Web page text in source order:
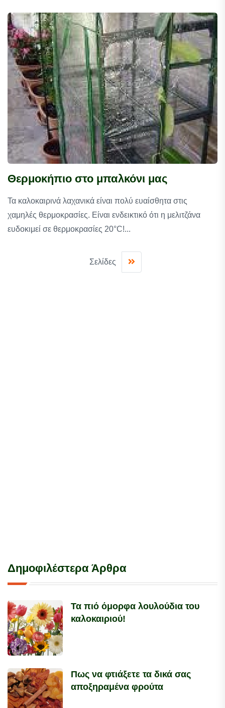
Θερμοκήπιο στο μπαλκόνι μας
Τα καλοκαιρινά λαχανικά είναι πολύ ευαίσθητα στις
χαμηλές θερμοκρασίες. Είναι ενδεικτικό ότι η μελιτζάνα
ευδοκιμεί σε θερμοκρασίες 20°C!...
Σελίδες
Δημοφιλέστερα Άρθρα
Τα πιό όμορφα λουλούδια του
καλοκαιριού!
Πως να φτιάξετε τα δικά σας
αποξηραμένα φρούτα